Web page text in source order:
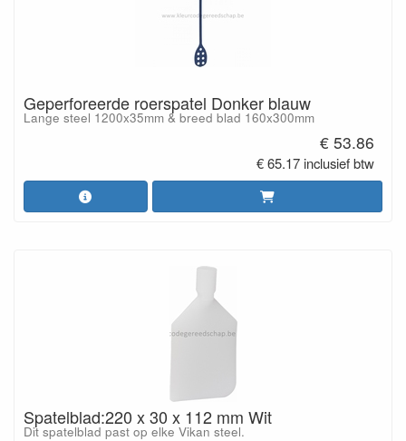
Geperforeerde roerspatel Donker blauw
Lange steel 1200x35mm & breed blad 160x300mm
€ 53.86
€ 65.17 inclusief btw
Spatelblad:220 x 30 x 112 mm Wit
Dit spatelblad past op elke Vikan steel.